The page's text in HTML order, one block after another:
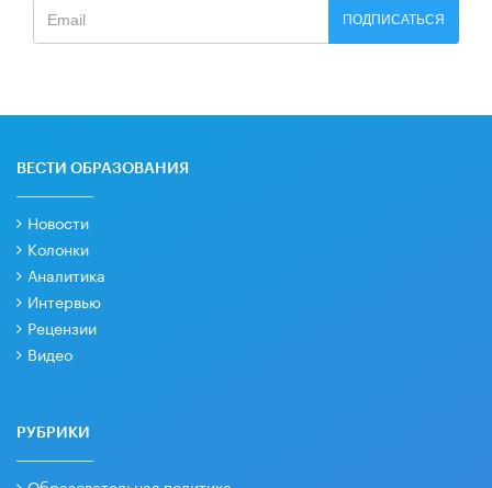
ПОДПИСАТЬСЯ
ВЕСТИ ОБРАЗОВАНИЯ
Новости
Колонки
Аналитика
Интервью
Рецензии
Видео
РУБРИКИ